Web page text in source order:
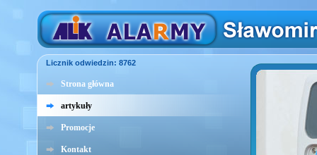
Licznik odwiedzin: 8762
Strona główna
artykuły
Promocje
Kontakt